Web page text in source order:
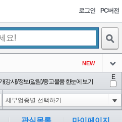
로그인 PC버전
NEW
아이콘
아이콘
-16
(강사)/정보(알림)/중고물품 한눈에 보기
E
관심목록 마이페이지